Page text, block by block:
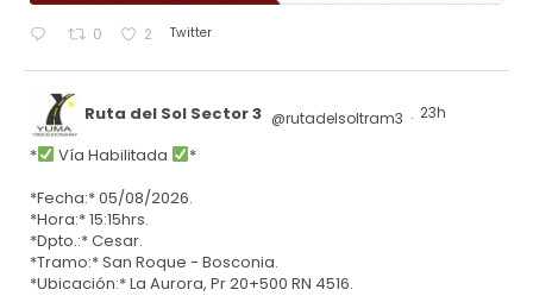
0 2 Twitter
Ruta del Sol Sector 3 @rutadelsoltram3 · 23h
* Vía Habilitada
*
*Fecha:* 05/08/2026.
*Hora:* 15:15hrs.
*Dpto.:* Cesar.
*Tramo:* San Roque - Bosconia.
*Ubicación:* La Aurora, Pr 20+500 RN 4516.